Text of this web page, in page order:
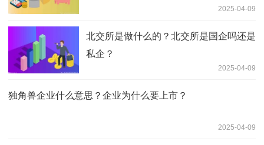
2025-04-09
北交所是做什么的？北交所是国企吗还是
私企？
2025-04-09
独角兽企业什么意思？企业为什么要上市？
2025-04-09